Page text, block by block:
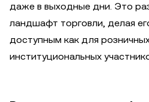
даже в выходные дни. Это
ландшафт торговли, делая
доступным как для
институциональных